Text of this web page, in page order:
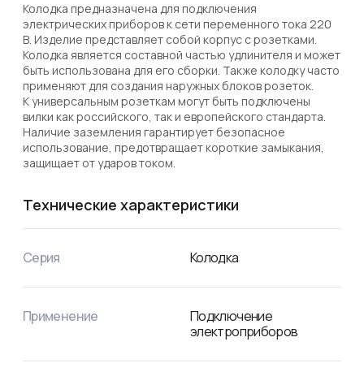
Колодка предназначена для подключения
электрических приборов к сети переменного тока 220
В. Изделие представляет собой корпус с розетками.
Колодка является составной частью удлинителя и может
быть использована для его сборки. Также колодку часто
применяют для создания наружных блоков розеток.
К универсальным розеткам могут быть подключены
вилки как российского, так и европейского стандарта.
Наличие заземления гарантирует безопасное
использование, предотвращает короткие замыкания,
защищает от ударов током.
Технические характеристики
Серия Колодка
Применение
Подключение
электроприборов